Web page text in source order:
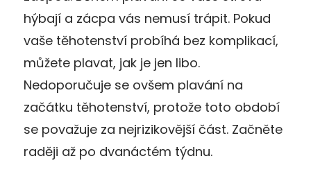
hýbají a zácpa vás nemusí trápit. Pokud
vaše těhotenství probíhá bez komplikací,
můžete plavat, jak je jen libo.
Nedoporučuje se ovšem plavání na
začátku těhotenství, protože toto období
se považuje za nejrizikovější část. Začněte
raději až po dvanáctém týdnu.